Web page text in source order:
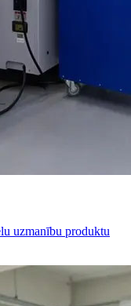
uzmanību produktu